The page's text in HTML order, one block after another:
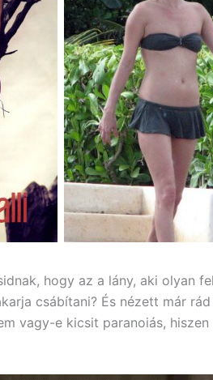
hogy az a lány, aki olyan
csábítani? És nézett már rád
vagy-e kicsit paranoiás, hiszen